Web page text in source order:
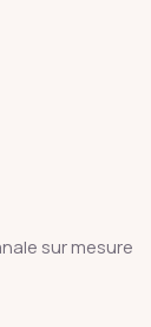
sur mesure